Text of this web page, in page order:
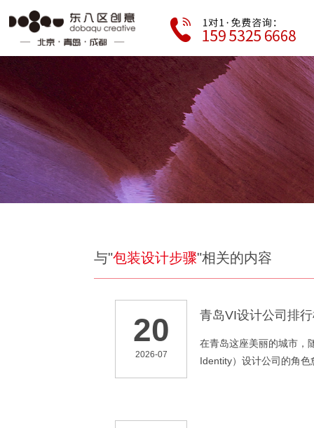
与"包装设计步骤"相关的内容
20
2026-07
青岛VI设计公司排
在青岛这座美丽的城市，
Identity）设计公司的角